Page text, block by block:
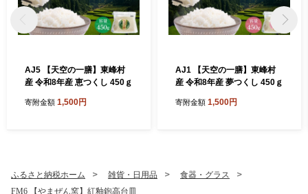
AJ5 【天空の一膳】東峰村
産 令和8年産 恵つくし 450ｇ
寄附金額 1,500円
AJ1 【天空の一膳】東峰村
産 令和8年産 夢つくし 450ｇ
寄附金額 1,500円
ふるさと納税ホーム 雑貨・日用品
食器・グラス
FM6 【やまぜん窯】紅釉鉋高台皿